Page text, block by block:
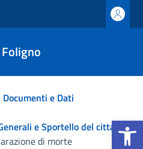
Apri la
Documenti e Dati
e Sportello del cittadino
di morte